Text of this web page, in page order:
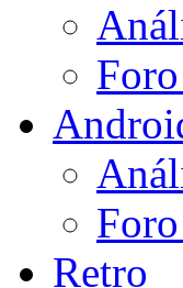
Retro